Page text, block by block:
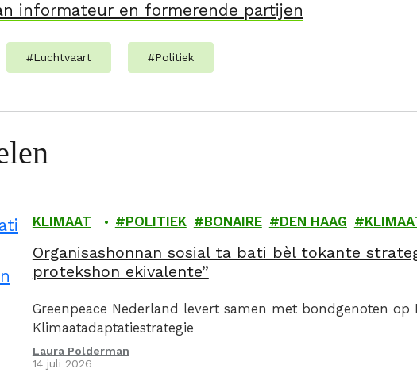
informateur en formerende partijen
#Luchtvaart #Politiek
KLIMAAT POLITIEK BONAIRE DEN HAAG
Organisashonnan sosial ta bati bèl tokante
protekshon ekivalente”
Greenpeace Nederland levert samen met bondgenoten
Klimaatadaptatiestrategie
Laura Polderman
14 juli 2026